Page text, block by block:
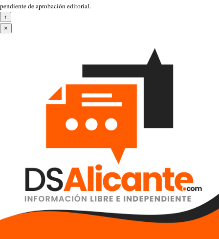
pendiente de aprobación editorial.
↑
×